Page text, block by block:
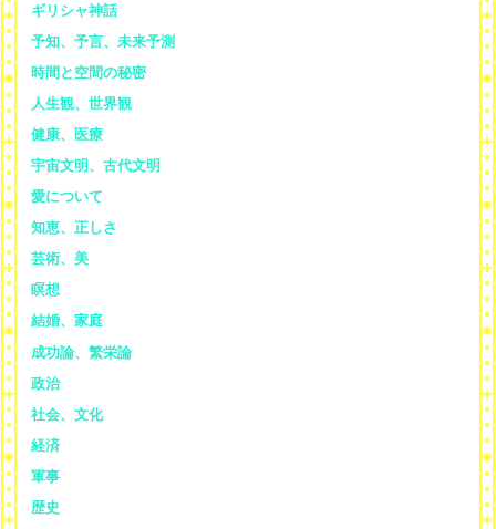
ギリシャ神話
予知、予言、未来予測
時間と空間の秘密
人生観、世界観
健康、医療
宇宙文明、古代文明
愛について
知恵、正しさ
芸術、美
瞑想
結婚、家庭
成功論、繁栄論
政治
社会、文化
経済
軍事
歴史